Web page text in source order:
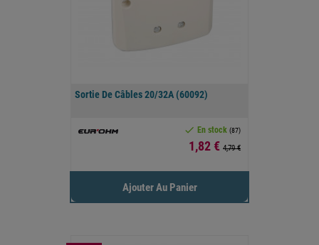
Sortie De Câbles 20/32A (60092)
 En stock (87)
Prix
1,82 € 4,79 €
Ajouter Au Panier